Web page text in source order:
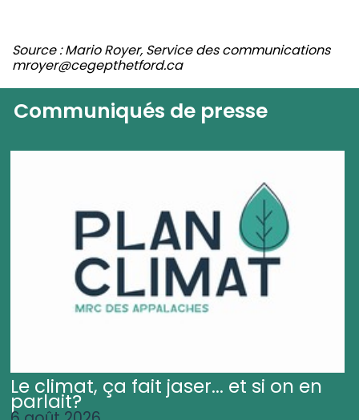
Source : Mario Royer, Service des communications
mroyer@cegepthetford.ca
Communiqués de presse
Le climat, ça fait jaser... et si on en
parlait?